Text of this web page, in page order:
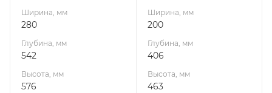
Ширина, мм
280
Глубина, мм
542
Высота, мм
576
УМК
Ширина, мм
200
Глубина, мм
406
Высота, мм
463